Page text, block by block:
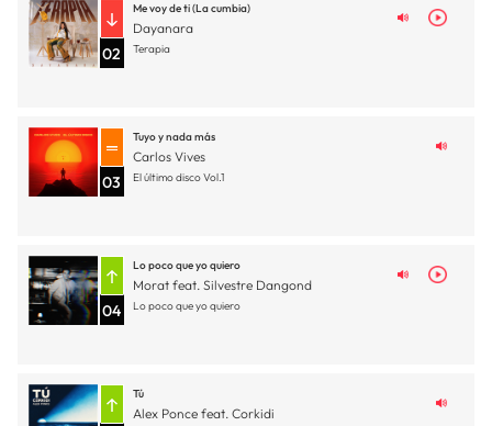
02
Me voy de ti (La cumbia)
Dayanara
Terapia
03
Tuyo y nada más
Carlos Vives
El último disco Vol.1
04
Lo poco que yo quiero
Morat feat. Silvestre Dangond
Lo poco que yo quiero
Tú
Alex Ponce feat. Corkidi